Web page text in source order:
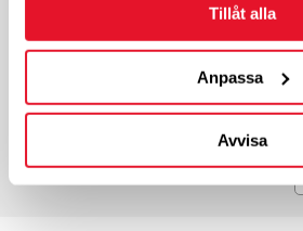
Tillåt alla
Anpassa
Avvisa
Bel.index
Hast.index H EU-
C
970